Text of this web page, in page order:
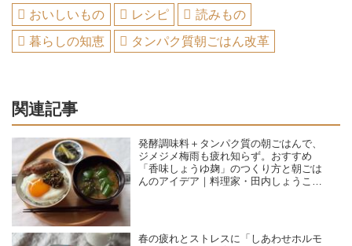
おいしいもの レシピ
読みもの
暮らしの知恵
タンパク質朝ごはん改革
関連記事
発酵調味料＋タンパク質の朝ごはんで、
ジメジメ梅雨も疲れ知らず。おすすめ
「香味しょうゆ麹」のつくり方と朝ごは
んのアイデア｜料理家・田内しょうこの
春の疲れとストレスに「しあわせホルモ